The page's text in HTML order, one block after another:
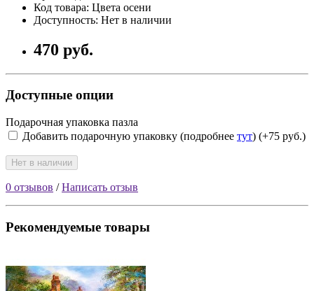
Код товара: Цвета осени
Доступность: Нет в наличии
470 руб.
Доступные опции
Подарочная упаковка пазла
Добавить подарочную упаковку (подробнее тут) (+75 руб.)
Нет в наличии
0 отзывов /Написать отзыв
Рекомендуемые товары